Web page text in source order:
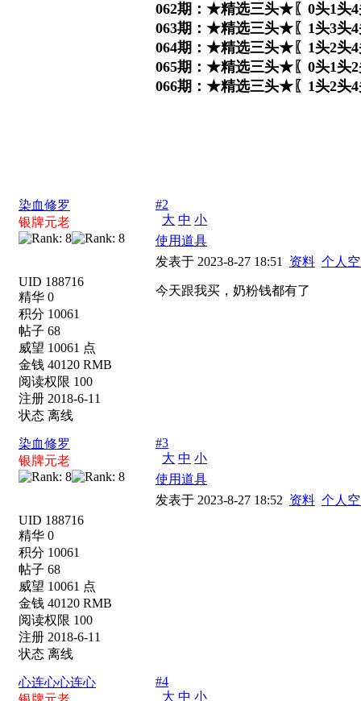
062期：★精选三头★〖0头1头4
063期：★精选三头★〖1头3头4
064期：★精选三头★〖1头2头4
065期：★精选三头★〖0头1头2
066期：★精选三头★〖1头2头4
染血修罗
银牌元老
UID 188716
精华 0
积分 10061
帖子 68
威望 10061 点
金钱 40120 RMB
阅读权限 100
注册 2018-6-11
状态 离线
#2
大 中 小
使用道具
发表于 2023-8-27 18:51 资料 个人
今天跟我买，奶粉钱都有了
染血修罗
银牌元老
UID 188716
精华 0
积分 10061
帖子 68
威望 10061 点
金钱 40120 RMB
阅读权限 100
注册 2018-6-11
状态 离线
#3
大 中 小
使用道具
发表于 2023-8-27 18:52 资料 个人
心连心心连心
#4
大 中 小